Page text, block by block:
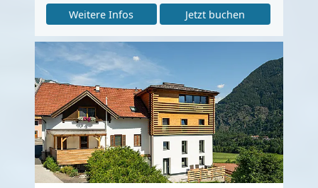
Weitere Infos
Jetzt buchen